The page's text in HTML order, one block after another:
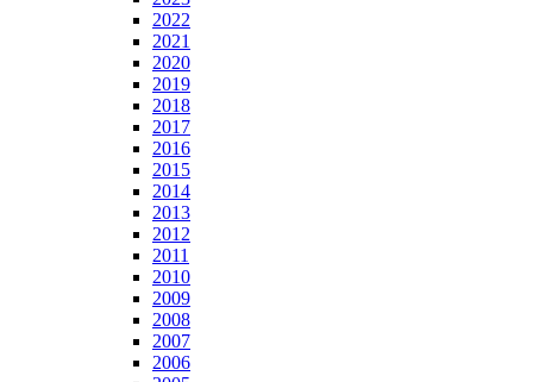
2022
2021
2020
2019
2018
2017
2016
2015
2014
2013
2012
2011
2010
2009
2008
2007
2006